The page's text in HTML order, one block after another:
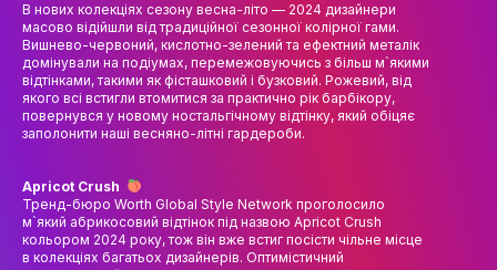
ОСВІТНІ ПРОГРАМИ
ПРАКТИКА
СИЛАБУСИ
НАПРЯМИ ДОСЛІДЖЕНЬ
НАУК.РОБОТА СТУДЕНТІВ
В нових колекціях сезону весна-літо — 2024 дизайнери
масово відійшли від традиційної сезонної колірної гами.
Вишнево-червоний, кислотно-зелений та ефектний металік
домінували на подіумах, перемежовуючись з більш м`якими
відтінками, такими як фісташковий і бузковий. Рожевий, від
якого всі встигли втомитися за практично рік барбікору,
повернувся у новому ностальгічному відтінку, який обіцяє
заполонити наші весняно-літні гардероби.
Apricot Crush
Тренд-бюро Worth Global Style Network проголосило
м`який абрикосовий відтінок під назвою Apricot Crush
кольором 2024 року, тож він вже встиг посісти чільне місце
в колекціях багатьох дизайнерів. Оптимістичний